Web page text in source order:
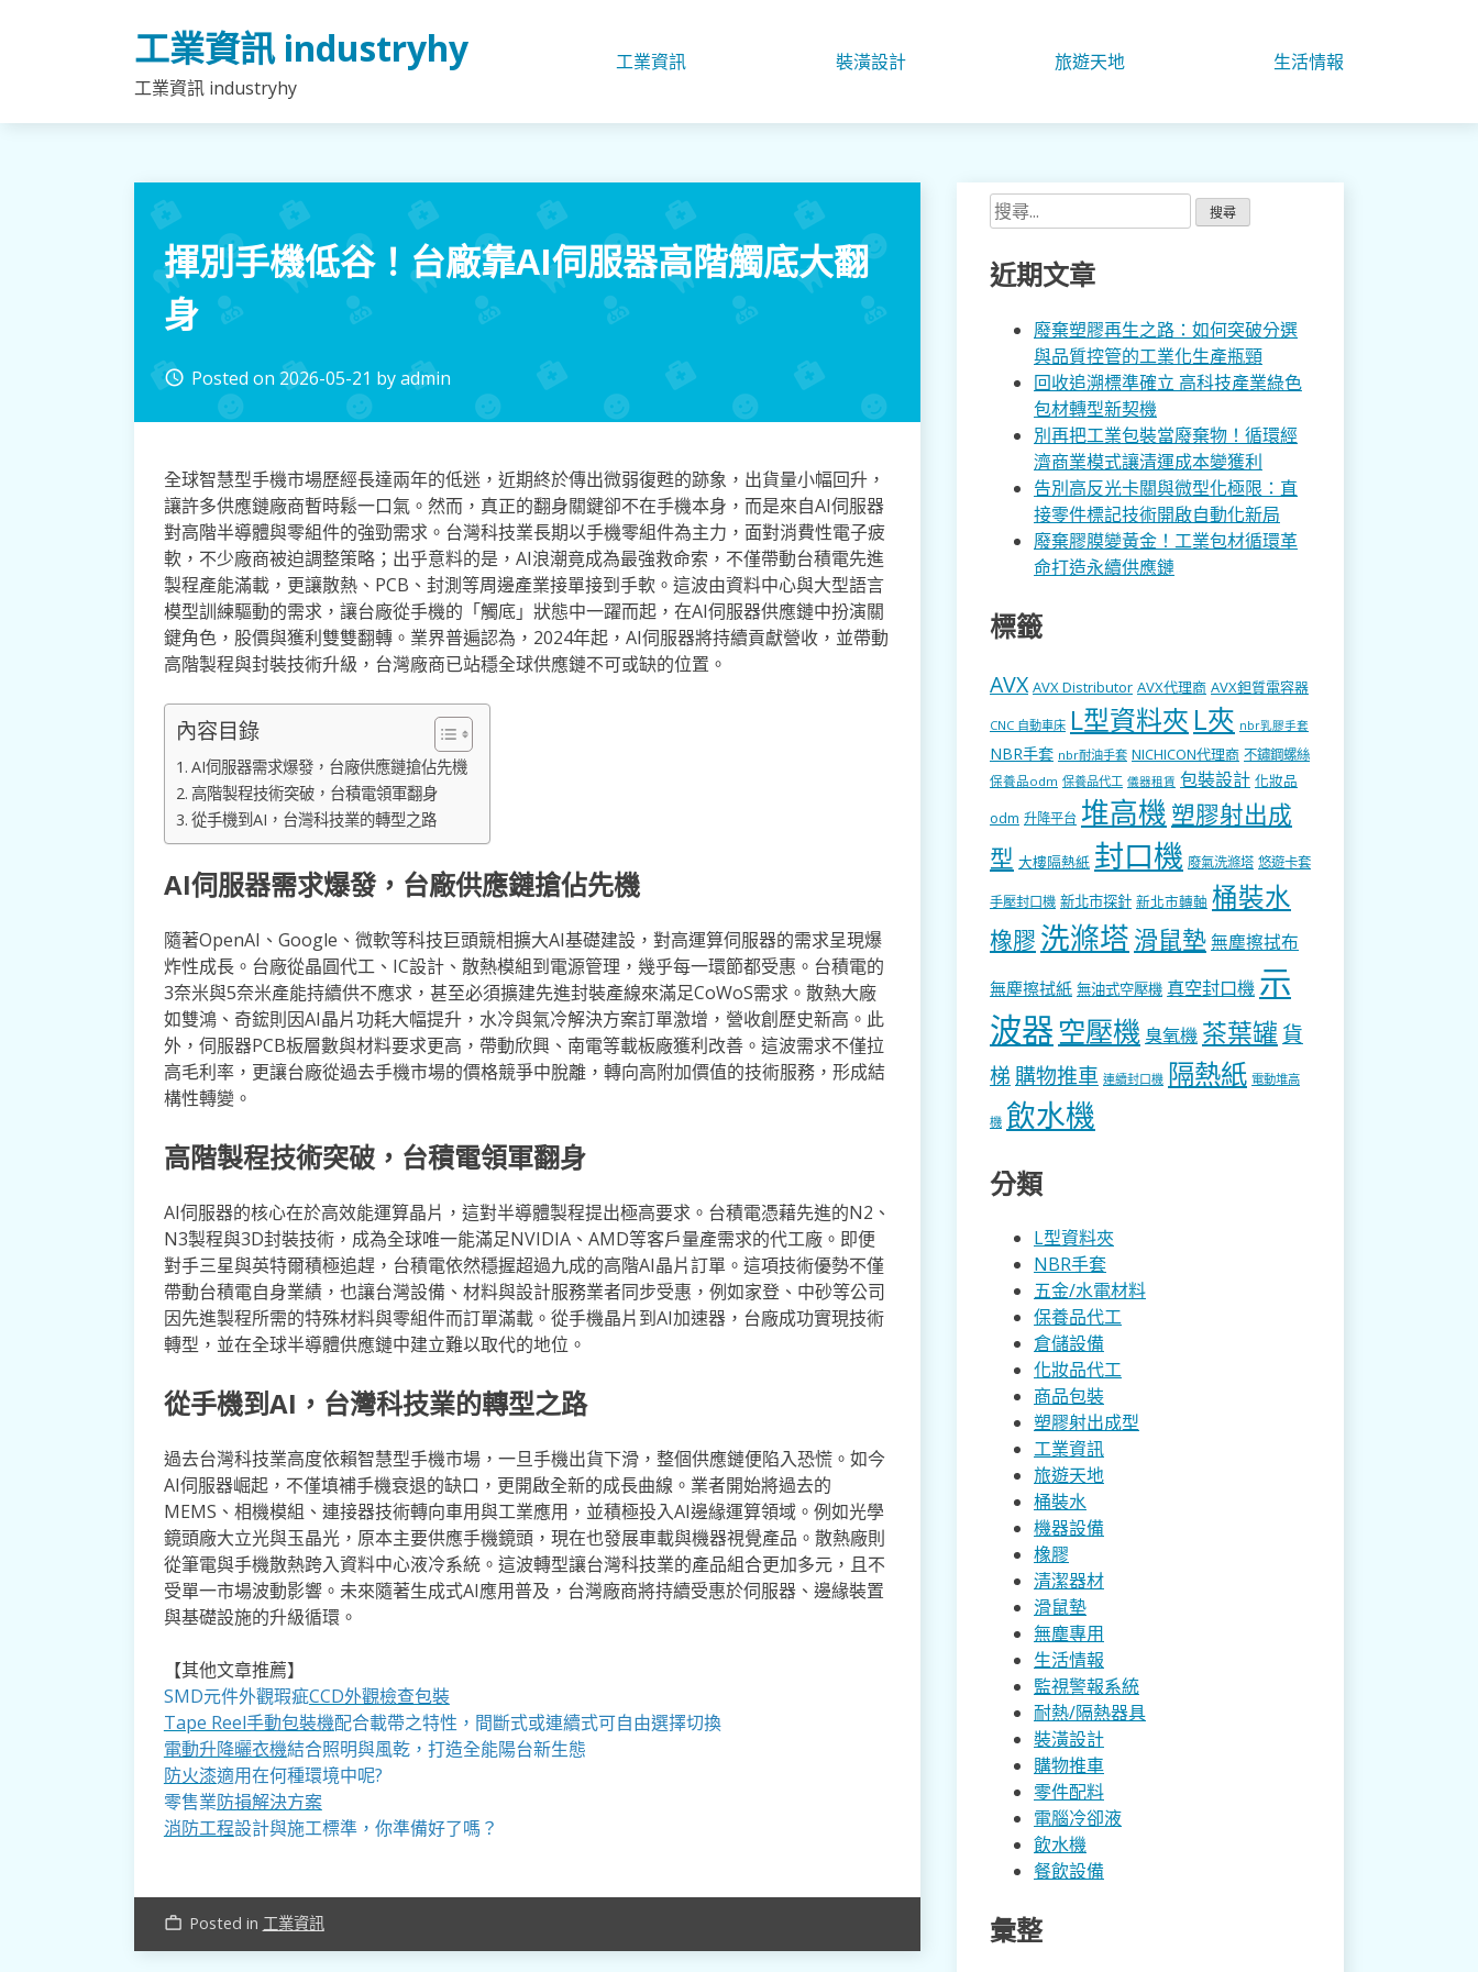
工業資訊 industryhy
工業資訊 industryhy
工業資訊 裝潢設計 旅遊天地 生活情報
揮別手機低谷！台廠靠AI伺服器高階觸底大翻
身
access_time Posted on2026-05-21 byadmin
全球智慧型手機市場歷經長達兩年的低迷，近期終於傳出微弱復甦的跡象，出貨量小幅回升，
讓許多供應鏈廠商暫時鬆一口氣。然而，真正的翻身關鍵卻不在手機本身，而是來自AI伺服器
對高階半導體與零組件的強勁需求。台灣科技業長期以手機零組件為主力，面對消費性電子疲
軟，不少廠商被迫調整策略；出乎意料的是，AI浪潮竟成為最強救命索，不僅帶動台積電先進
製程產能滿載，更讓散熱、PCB、封測等周邊產業接單接到手軟。這波由資料中心與大型語言
模型訓練驅動的需求，讓台廠從手機的「觸底」狀態中一躍而起，在AI伺服器供應鏈中扮演關
鍵角色，股價與獲利雙雙翻轉。業界普遍認為，2024年起，AI伺服器將持續貢獻營收，並帶動
高階製程與封裝技術升級，台灣廠商已站穩全球供應鏈不可或缺的位置。
內容目錄
AI伺服器需求爆發，台廠供應鏈搶佔先機
高階製程技術突破，台積電領軍翻身
從手機到AI，台灣科技業的轉型之路
AI伺服器需求爆發，台廠供應鏈搶佔先機
隨著OpenAI、Google、微軟等科技巨頭競相擴大AI基礎建設，對高運算伺服器的需求呈現爆
炸性成長。台廠從晶圓代工、IC設計、散熱模組到電源管理，幾乎每一環節都受惠。台積電的
3奈米與5奈米產能持續供不應求，甚至必須擴建先進封裝產線來滿足CoWoS需求。散熱大廠
如雙鴻、奇鋐則因AI晶片功耗大幅提升，水冷與氣冷解決方案訂單激增，營收創歷史新高。此
外，伺服器PCB板層數與材料要求更高，帶動欣興、南電等載板廠獲利改善。這波需求不僅拉
高毛利率，更讓台廠從過去手機市場的價格競爭中脫離，轉向高附加價值的技術服務，形成結
構性轉變。
高階製程技術突破，台積電領軍翻身
AI伺服器的核心在於高效能運算晶片，這對半導體製程提出極高要求。台積電憑藉先進的N2、
N3製程與3D封裝技術，成為全球唯一能滿足NVIDIA、AMD等客戶量產需求的代工廠。即便
對手三星與英特爾積極追趕，台積電依然穩握超過九成的高階AI晶片訂單。這項技術優勢不僅
帶動台積電自身業績，也讓台灣設備、材料與設計服務業者同步受惠，例如家登、中砂等公司
因先進製程所需的特殊材料與零組件而訂單滿載。從手機晶片到AI加速器，台廠成功實現技術
轉型，並在全球半導體供應鏈中建立難以取代的地位。
從手機到AI，台灣科技業的轉型之路
過去台灣科技業高度依賴智慧型手機市場，一旦手機出貨下滑，整個供應鏈便陷入恐慌。如今
AI伺服器崛起，不僅填補手機衰退的缺口，更開啟全新的成長曲線。業者開始將過去的
MEMS、相機模組、連接器技術轉向車用與工業應用，並積極投入AI邊緣運算領域。例如光學
鏡頭廠大立光與玉晶光，原本主要供應手機鏡頭，現在也發展車載與機器視覺產品。散熱廠則
從筆電與手機散熱跨入資料中心液冷系統。這波轉型讓台灣科技業的產品組合更加多元，且不
受單一市場波動影響。未來隨著生成式AI應用普及，台灣廠商將持續受惠於伺服器、邊緣裝置
與基礎設施的升級循環。
【其他文章推薦】
SMD元件外觀瑕疵CCD外觀檢查包裝
Tape Reel手動包裝機配合載帶之特性，間斷式或連續式可自由選擇切換
電動升降曬衣機結合照明與風乾，打造全能陽台新生態
防火漆適用在何種環境中呢?
零售業防損解決方案
消防工程設計與施工標準，你準備好了嗎？
work_outline Posted in 工業資訊
搜
尋
關
鍵
近期文章
廢棄塑膠再生之路：如何突破分選
與品質控管的工業化生產瓶頸
回收追溯標準確立 高科技產業綠色
包材轉型新契機
別再把工業包裝當廢棄物！循環經
濟商業模式讓清運成本變獲利
告別高反光卡關與微型化極限：直
接零件標記技術開啟自動化新局
廢棄膠膜變黃金！工業包材循環革
命打造永續供應鏈
標籤
AVX AVX Distributor AVX代理商 AVX鉭質電容器
CNC 自動車床 L型資料夾 L夾 nbr乳膠手套
NBR手套 nbr耐油手套 NICHICON代理商 不鏽鋼螺絲
保養品odm 保養品代工 儀器租賃 包裝設計 化妝品
odm 升降平台 堆高機 塑膠射出成
型 大樓隔熱紙 封口機 廢氣洗滌塔 悠遊卡套
手壓封口機 新北市探針 新北市轉軸 桶裝水
橡膠 洗滌塔 滑鼠墊無塵擦拭布
無塵擦拭紙 無油式空壓機 真空封口機 示
波器 空壓機 臭氧機 茶葉罐 貨
梯 購物推車 連續封口機 隔熱紙 電動堆高
機 飲水機
分類
L型資料夾
NBR手套
五金/水電材料
保養品代工
倉儲設備
化妝品代工
商品包裝
塑膠射出成型
工業資訊
旅遊天地
桶裝水
機器設備
橡膠
清潔器材
滑鼠墊
無塵專用
生活情報
監視警報系統
耐熱/隔熱器具
裝潢設計
購物推車
零件配料
電腦冷卻液
飲水機
餐飲設備
彙整